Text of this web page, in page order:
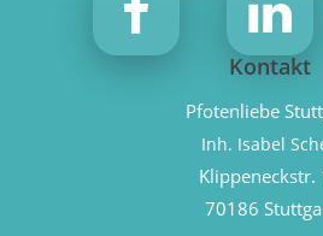
Kontakt
Pfotenliebe
Inh. Isabel
Klippeneckstr.
70186